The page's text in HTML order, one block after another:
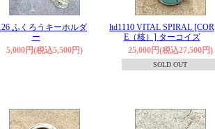
ふくろうキーホルダ
ー
5,000円(税込5,500円)
ltd1110 VITAL SPIRAL [COR
E（核）] ターコイズ
25,000円(税込27,500円)
SOLD OUT